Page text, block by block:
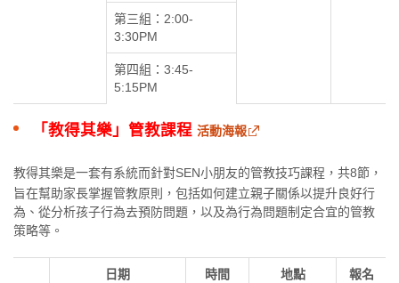
第三組：2:00-
3:30PM
第四組：3:45-
5:15PM
「教得其樂」管教課程活動海報
教得其樂是一套有系統而針對SEN小朋友的管教技巧課程，共8節，
旨在幫助家長掌握管教原則，包括如何建立親子關係以提升良好行
為、從分析孩子行為去預防問題，以及為行為問題制定合宜的管教
策略等。
日期 時間 地點
報名